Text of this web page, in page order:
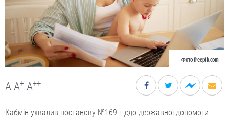
Фото freepik.com
A A+ A++
Кабмін ухвалив постанову №169 щодо державної допомоги